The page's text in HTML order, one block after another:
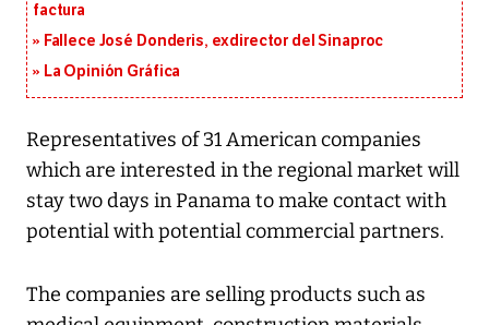
factura
Fallece José Donderis, exdirector del Sinaproc
La Opinión Gráfica
Representatives of 31 American companies
which are interested in the regional market will
stay two days in Panama to make contact with
potential with potential commercial partners.
The companies are selling products such as